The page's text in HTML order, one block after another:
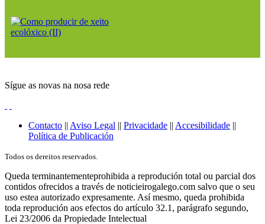
Sígue as novas na nosa rede
Contacto || Aviso Legal || Privacidade || Accesibilidade ||
Política de Publicación
Todos os dereitos reservados.
Queda terminantementeprohibida a reprodución total ou parcial dos
contidos ofrecidos a través de noticieirogalego.com salvo que o seu
uso estea autorizado expresamente. Así mesmo, queda prohibida
toda reprodución aos efectos do artículo 32.1, parágrafo segundo,
Lei 23/2006 da Propiedade Intelectual